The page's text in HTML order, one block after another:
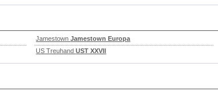
JamestownJamestown Europa
US TreuhandUST XXVII